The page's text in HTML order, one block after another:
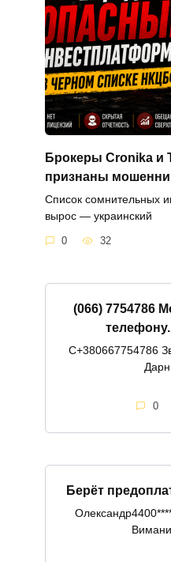
Брокеры Cronika и
признаны
Список сомнительных
вырос — украинский
0 32
(066) 7754786
С+380667754786
0
Берёт